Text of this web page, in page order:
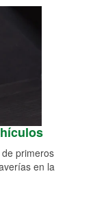
primeros
en la